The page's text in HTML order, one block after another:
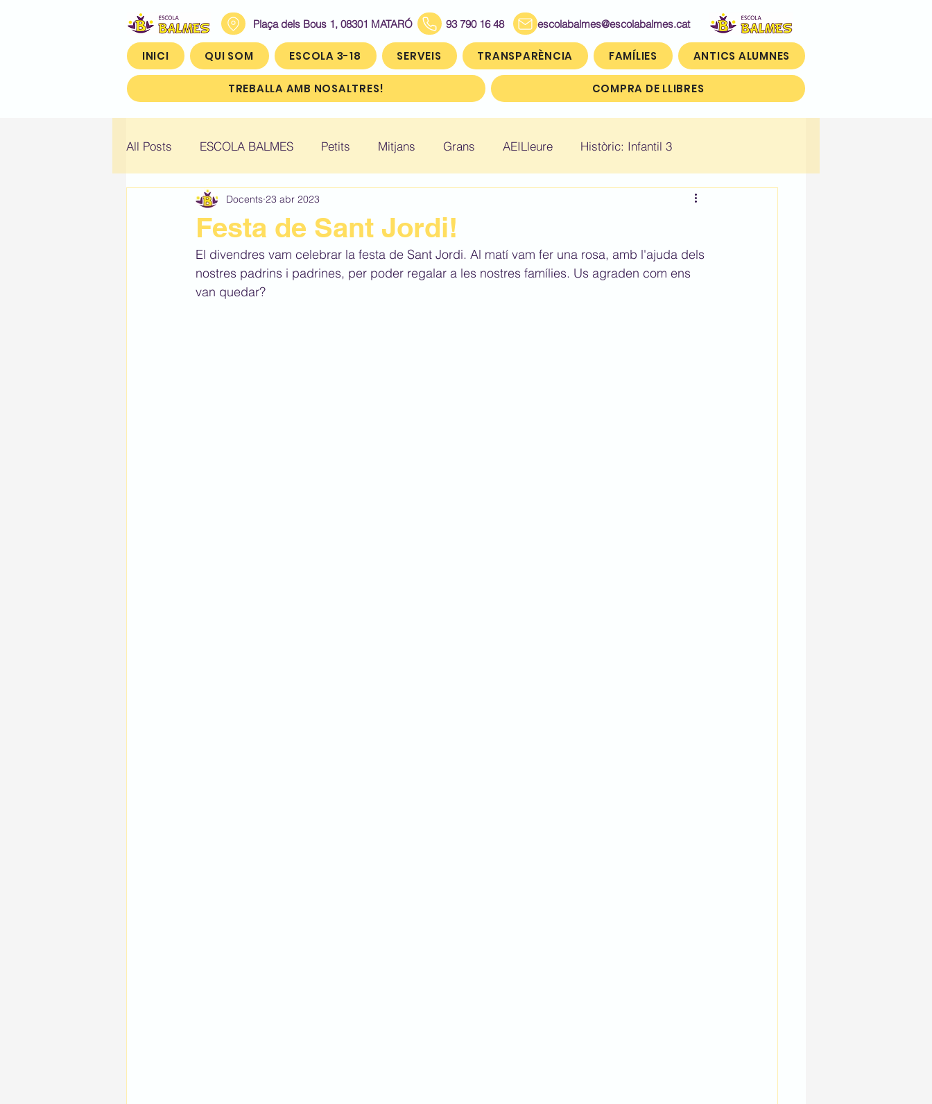
Plaça dels Bous 1, 08301 MATARÓ 93 790 16 48escolabalmes@escolabalmes.cat
INICI QUI SOM ESCOLA 3-18 SERVEIS TRANSPARÈNCIA FAMÍLIES ANTICS ALUMNES
TREBALLA AMB NOSALTRES! COMPRA DE LLIBRES
All Posts ESCOLA BALMES Petits Mitjans Grans AEILleure Històric: Infantil 3
Històric: Infantil 4 Històric: Infantil 5 Històric: Tercer (3r)
Històric: Quart (4t) Històric: Cinquè (5è) Històric: Sisè (6è)
Festa de Sant Jordi!
Docents 23 abr 2023
El divendres vam celebrar la festa de Sant Jordi. Al matí vam fer una rosa, amb l'ajuda dels
nostres padrins i padrines, per poder regalar a les nostres famílies. Us agraden com ens
van quedar?